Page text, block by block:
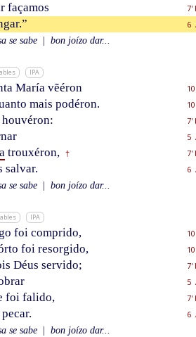
façamos
7'
6
se sabe
bon joízo dar...
IPA
María vẽéron
mais podéron.
7'
5
trouxéron, †
7'
salvar.
6
se sabe
bon joízo dar...
IPA
foi comprido,
foi resorgido,
Déus servido;
7'
5
foi falido,
7'
6
se sabe
bon joízo dar...